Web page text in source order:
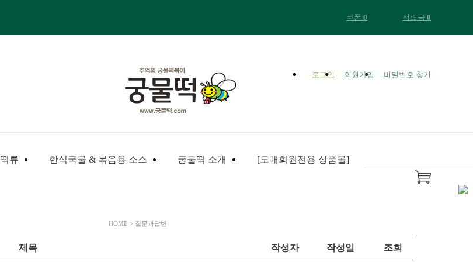
적립금 0
쿠폰 0
비밀번호 찾기
회원가입
로그인
떡류 한식국물 & 볶음용 소스 궁물떡 소개 [도매회원전용 상품몰]
HOME > 질문과답변
제목 작성자 작성일 조회